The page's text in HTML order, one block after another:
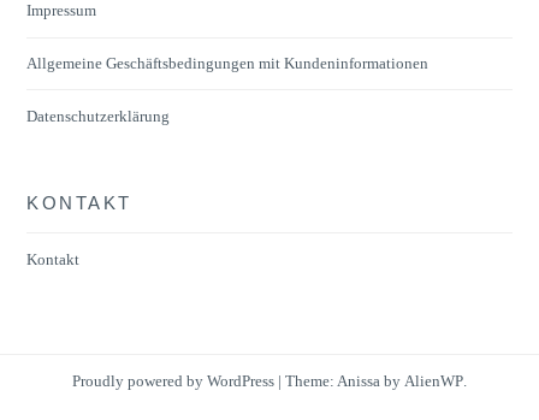
Impressum
Allgemeine Geschäftsbedingungen mit Kundeninformationen
Datenschutzerklärung
KONTAKT
Kontakt
Proudly powered by WordPress | Theme: Anissa by AlienWP.